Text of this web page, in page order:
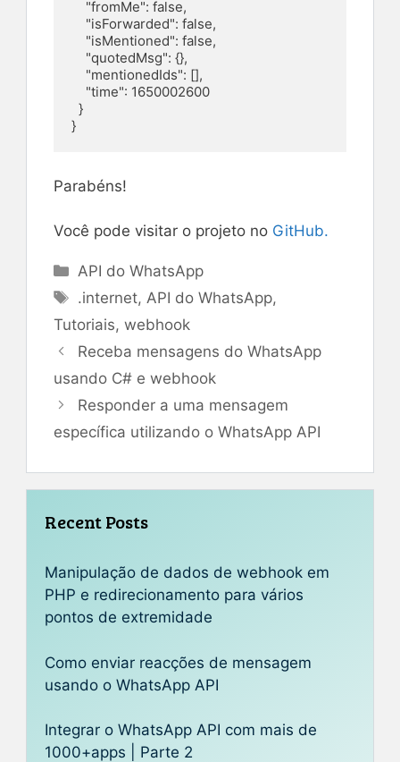
}
Parabéns!
Você pode visitar o projeto no GitHub.
Categorias
API do WhatsApp
Tags
.internet,API do WhatsApp,
Tutoriais, webhook
Receba mensagens do WhatsApp
usando C# e webhook
Responder a uma mensagem
específica utilizando o WhatsApp API
Recent Posts
Manipulação de dados de webhook em
PHP e redirecionamento para vários
pontos de extremidade
Como enviar reacções de mensagem
usando o WhatsApp API
Integrar o WhatsApp API com mais de
1000+apps | Parte 2